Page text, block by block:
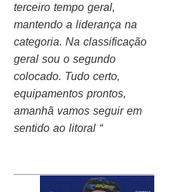
terceiro tempo geral,
mantendo a liderança na
categoria. Na classificação
geral sou o segundo
colocado. Tudo certo,
equipamentos prontos,
amanhã vamos seguir em
sentido ao litoral “